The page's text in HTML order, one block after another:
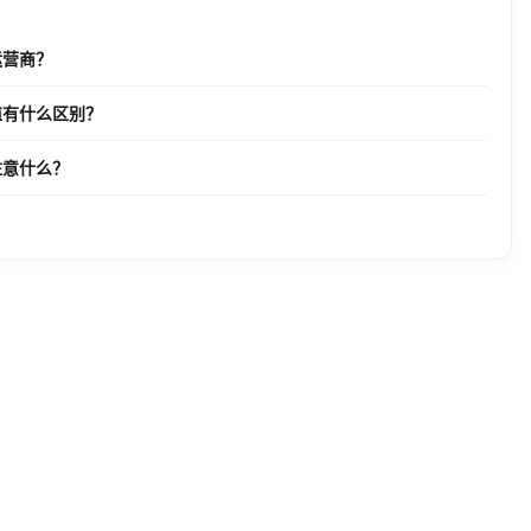
商？
什么区别？
什么？